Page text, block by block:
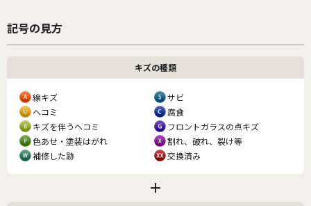
記号の見方
キズの種類
線キズ
サビ
ヘコミ
腐食
キズを伴うヘコミ
フロントガラスの点キズ
色あせ・塗装はがれ
割れ、破れ、裂け等
補修した跡
交換済み